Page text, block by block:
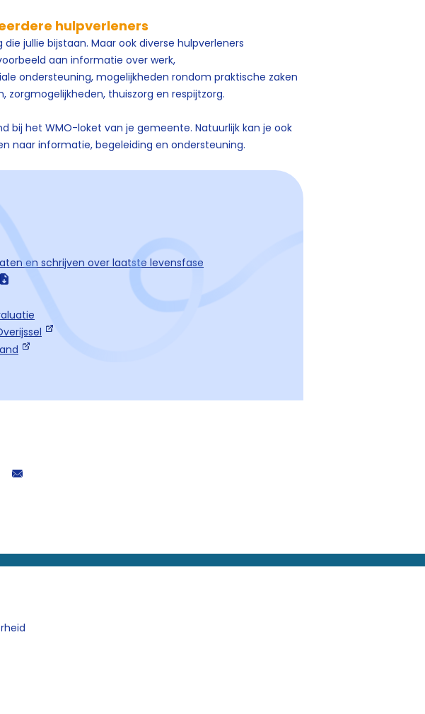
hulpverleners
jullie bijstaan. Maar ook diverse hulpverleners
aan informatie over werk,
ondersteuning, mogelijkheden rondom praktische zaken
zorgmogelijkheden, thuiszorg en respijtzorg.
bij het WMO-loket van je gemeente. Natuurlijk kan je ook
naar informatie, begeleiding en ondersteuning.
en schrijven over laatste levensfase